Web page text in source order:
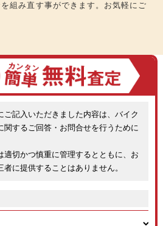
組み直す事ができます。お気軽にご
ご記入いただきました内容は、バイク
関するご回答・お問合せを行うために
適切かつ慎重に管理するとともに、お
に提供することはありません。